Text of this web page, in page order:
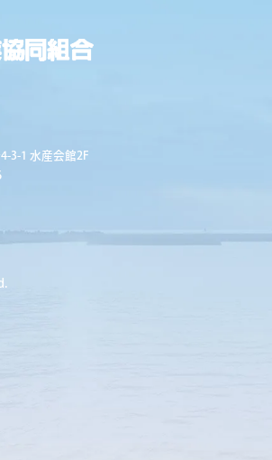
3-1 水産会館2F